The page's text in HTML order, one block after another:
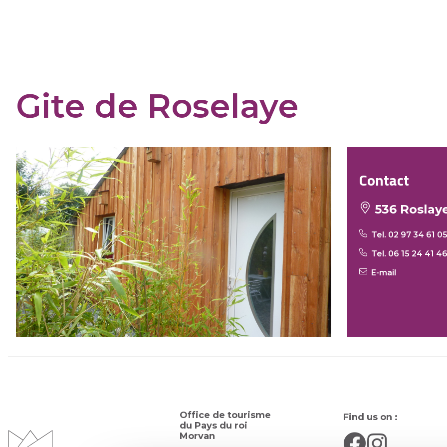
Gite de Roselaye
Contact
536
Tel. 02 97 34 61 05
Tel. 06 15 24 41 46
E-mail
Office de tourisme
du Pays du roi
Morvan
Find us on :